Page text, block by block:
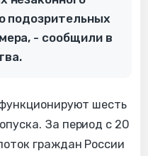
подозрительных
- сообщили в
шесть
За период с 20
граждан России